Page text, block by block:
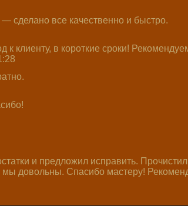
сделано все качественно и быстро.
клиенту, в короткие сроки!
и предложил исправить.
довольны. Спасибо мастеру!